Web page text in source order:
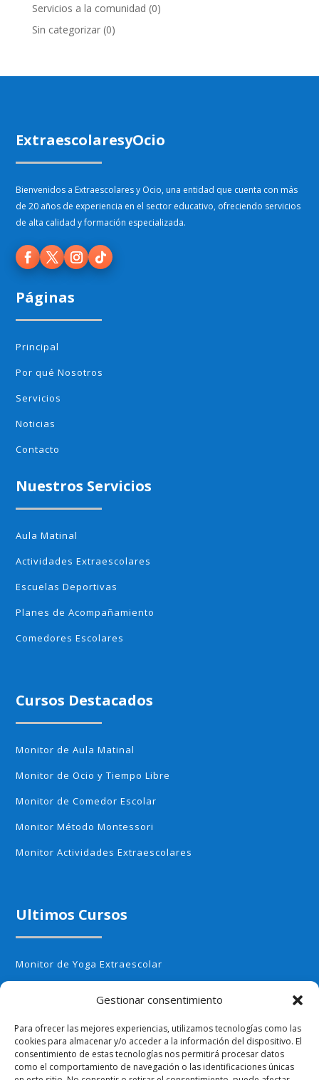
Gestionar consentimiento
Para ofrecer las mejores experiencias, utilizamos tecnologías como las
cookies para almacenar y/o acceder a la información del dispositivo. El
consentimiento de estas tecnologías nos permitirá procesar datos
como el comportamiento de navegación o las identificaciones únicas
Servicios a la comunidad (0)
Sin categorizar (0)
ExtraescolaresyOcio
Bienvenidos a Extraescolares y Ocio, una entidad que cuenta con más
de 20 años de experiencia en el sector educativo, ofreciendo servicios
de alta calidad y formación especializada.
Páginas
Principal
Por qué Nosotros
Servicios
Noticias
Contacto
Nuestros Servicios
Aula Matinal
Actividades Extraescolares
Escuelas Deportivas
Planes de Acompañamiento
Comedores Escolares
Cursos Destacados
Monitor de Aula Matinal
Monitor de Ocio y Tiempo Libre
Monitor de Comedor Escolar
Monitor Método Montessori
Monitor Actividades Extraescolares
Ultimos Cursos
Monitor de Yoga Extraescolar
Monitor de Huerto Escolar
Monitor de Ajedrez